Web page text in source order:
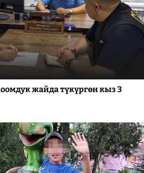
жайда түкүргөн кыз 3